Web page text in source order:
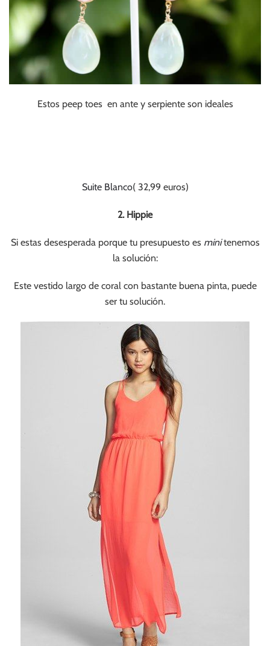
Estos peep toes en ante y serpiente son ideales
Suite Blanco( 32,99 euros)
2. Hippie
Si estas desesperada porque tu presupuesto es minitenemos
la solución:
Este vestido largo de coral con bastante buena pinta, puede
ser tu solución.